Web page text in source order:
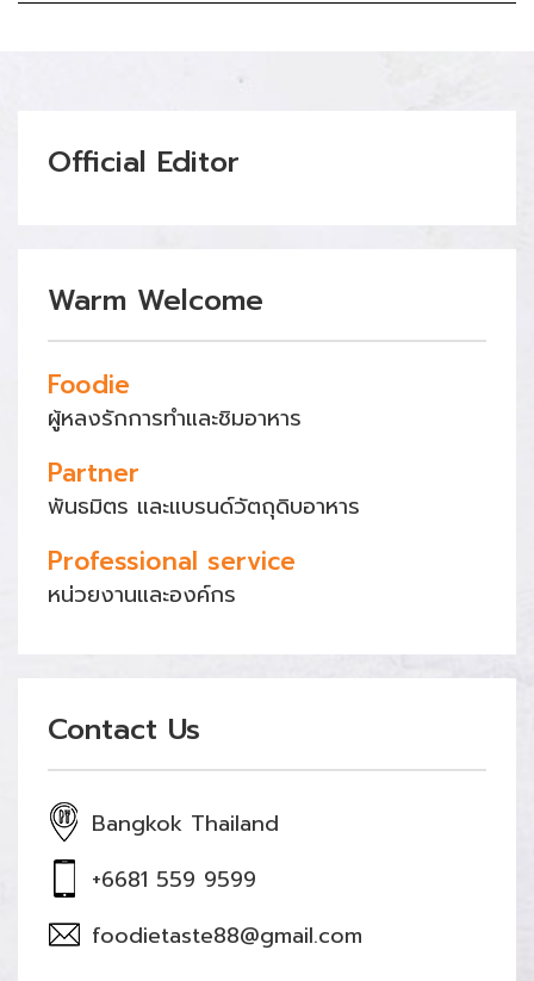
Official Editor
Warm Welcome
Foodie
ผู้หลงรักการทำและชิมอาหาร
Partner
พันธมิตร และแบรนด์วัตถุดิบอาหาร
Professional service
หน่วยงานและองค์กร
Contact Us
Bangkok Thailand
+6681 559 9599
foodietaste88@gmail.com